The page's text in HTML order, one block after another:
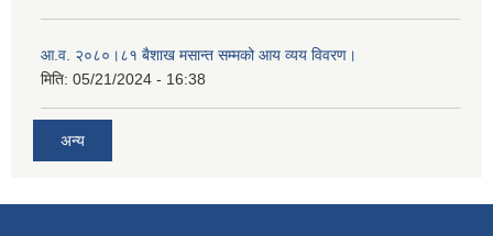
आ.व. २०८०।८१ बैशाख मसान्त सम्मको आय व्यय विवरण।
मिति: 05/21/2024 - 16:38
अन्य